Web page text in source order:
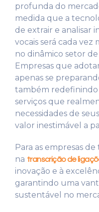
profunda do
medida que a
de extrair e analisar
vocais será cada vez
no dinâmico setor
Empresas que
apenas se
também
serviços que
necessidades de
valor inestimável a
Para as empresas
na transcrição de
inovação e à
garantindo uma
sustentável no